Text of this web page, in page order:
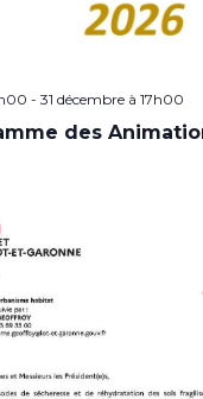
- 31 décembre à 17h00
des